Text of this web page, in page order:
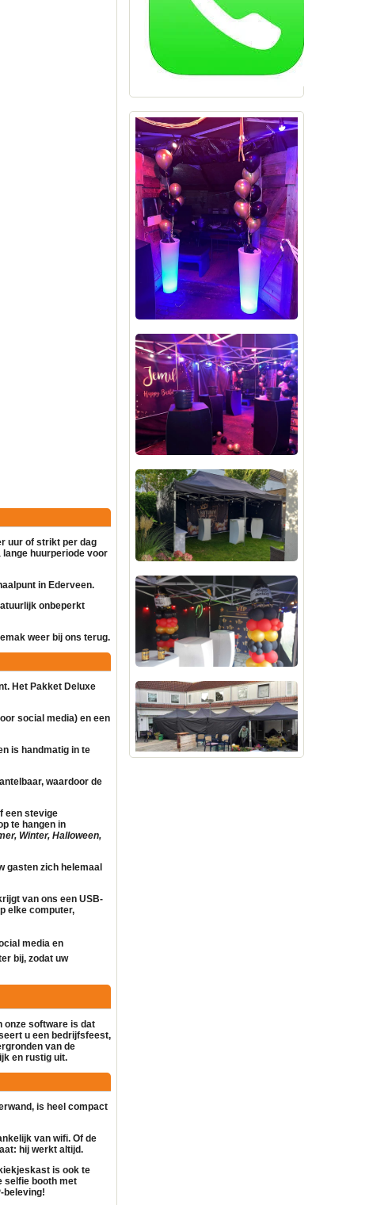
uur of strikt per dag
huurperiode voor
in Ederveen.
onbeperkt
weer bij ons terug.
Het Pakket Deluxe
social media) en een
is handmatig in te
waardoor de
een stevige
te hangen in
Winter, Halloween,
gasten zich helemaal
van ons een USB-
elke computer,
media en
bij, zodat uw
onze software is dat
u een bedrijfsfeest,
van de
en rustig uit.
is heel compact
van wifi. Of de
hij werkt altijd.
kiekjeskast is ook te
selfie booth met
beleving!